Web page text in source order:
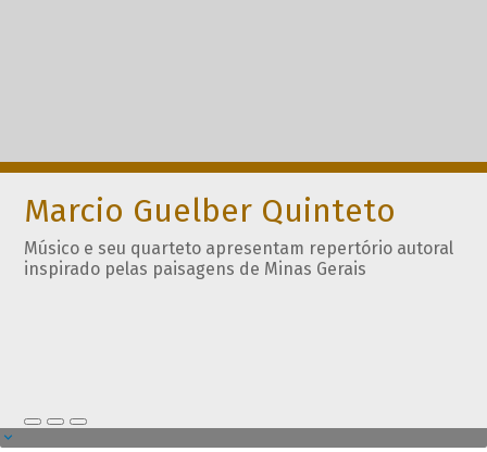
Marcio Guelber Quinteto
Músico e seu quarteto apresentam repertório autoral
inspirado pelas paisagens de Minas Gerais